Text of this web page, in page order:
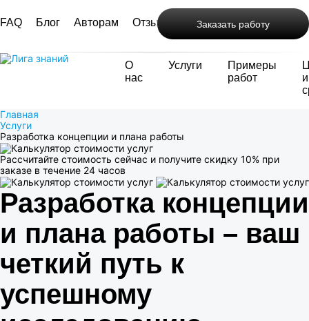
FAQ Блог Авторам Отзывы Контакты
Заказать работу
О
нас
Услуги
Примеры
работ
и
Главная
Услуги
Разработка концепции и плана работы
Рассчитайте стоимость сейчас и получите скидку 10% при
заказе в течение 24 часов
Разработка концепции
и плана работы – ваш
четкий путь к
успешному